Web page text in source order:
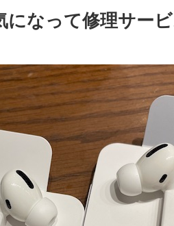
なって修理サー